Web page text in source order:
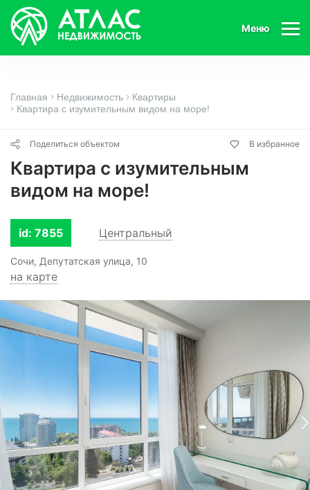
Меню
Главная Недвижимость
Квартиры
Квартира с изумительным видом на море!
Поделиться объектом В избранное
Квартира с изумительным
видом на море!
id: 7855 Центральный
Сочи, Депутатская улица, 10
на карте